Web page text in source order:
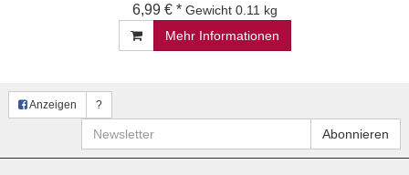
6,99 € * Gewicht 0.11 kg
Mehr Informationen
Anzeigen ?
Newsletter Abonnieren